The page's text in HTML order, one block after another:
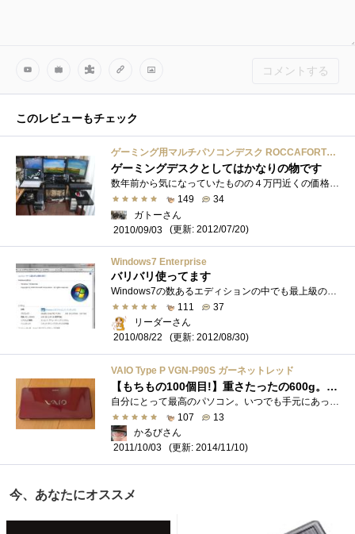
コメントする
このレビューもチェック
ゲーミング用マルチパソコンデスク ROCCAFORTE mS-010
ゲーミングデスクとしてはかなりの物です
数年前から気になっていたものの４万円近くの価格だったため躊躇していたところ、価格改定で２万円代にまで値下がりしたため購入しました。�...
149
34
ガトーさん
2010/09/03
(更新: 2012/07/20)
Windows7 Enterprise
バリバリ使ってます
Windows7の数あるエディションの中でも最上級のエディション。市販ではUltimateまでだが、ソフトウェアアシュアランスの契約によりEnterpriseEditionが�...
111
37
リーダーさん
2010/08/22
(更新: 2012/08/30)
VAIO Type P VGN-P90S ガーネットレッド
【もちもの100個目!】重さたったの600g。これぞ真のモバイルPC！
自分にとって最高のパソコン。いつでも手元にあって、もはや相棒とも言うべきパソコン。人生で一番衝撃的で、愛してやまないパソコン。それ�...
107
13
かるびさん
2011/10/03
(更新: 2014/11/10)
今、あなたにオススメ